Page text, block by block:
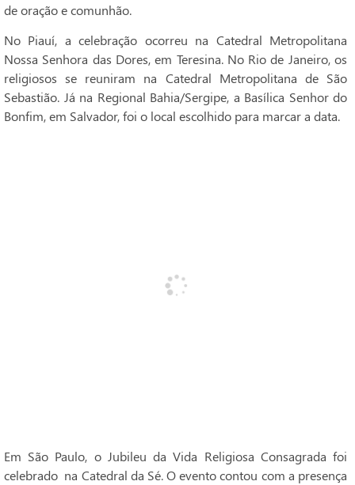
de oração e comunhão.
No Piauí, a celebração ocorreu na Catedral Metropolitana
Nossa Senhora das Dores, em Teresina. No Rio de Janeiro, os
religiosos se reuniram na Catedral Metropolitana de São
Sebastião. Já na Regional Bahia/Sergipe, a Basílica Senhor do
Bonfim, em Salvador, foi o local escolhido para marcar a data.
Em São Paulo, o Jubileu da Vida Religiosa Consagrada foi
celebrado na Catedral da Sé. O evento contou com a presença